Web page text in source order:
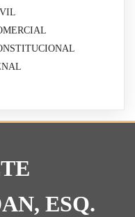
ESQ.